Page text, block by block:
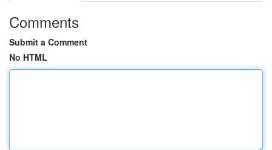
Comments
Submit a Comment
No HTML